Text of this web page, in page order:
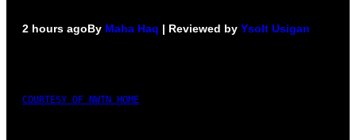
2 hours agoBy Maha Haq | Reviewed by Ysolt Usigan
COURTESY OF NWTN HOME